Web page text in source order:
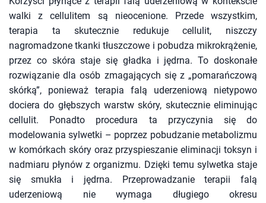
walki z cellulitem są nieocenione. Przede wszystkim,
terapia ta skutecznie redukuje cellulit, niszczy
nagromadzone tkanki tłuszczowe i pobudza mikrokrążenie,
przez co skóra staje się gładka i jędrna. To doskonałe
rozwiązanie dla osób zmagających się z „pomarańczową
skórką”, ponieważ terapia falą uderzeniową nietypowo
dociera do głębszych warstw skóry, skutecznie eliminując
cellulit. Ponadto procedura ta przyczynia się do
modelowania sylwetki – poprzez pobudzanie metabolizmu
w komórkach skóry oraz przyspieszanie eliminacji toksyn i
nadmiaru płynów z organizmu. Dzięki temu sylwetka staje
się smukła i jędrna. Przeprowadzanie terapii falą
uderzeniową nie wymaga długiego okresu